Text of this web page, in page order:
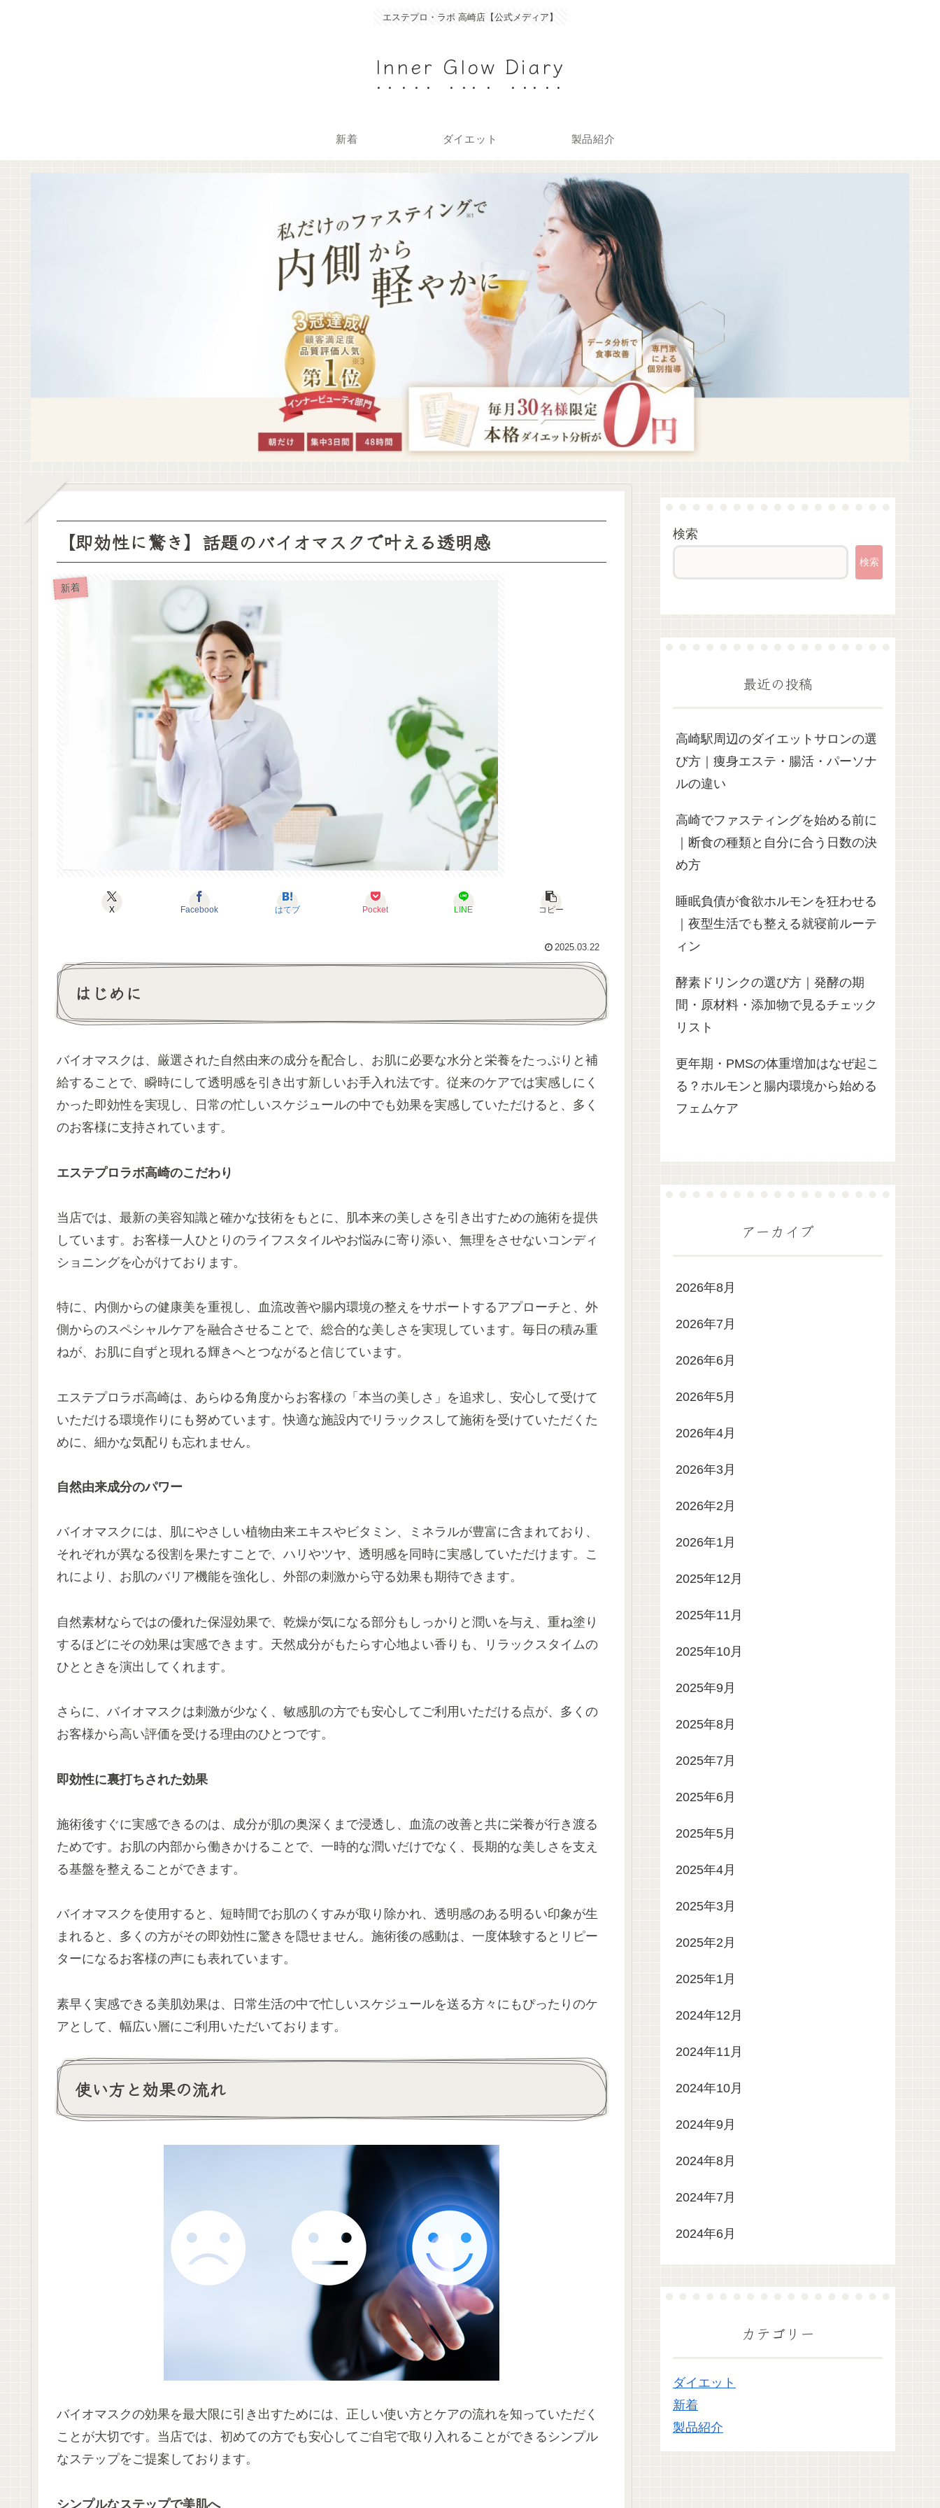
エステプロ・ラボ 高崎店【公式メディア】
Inner Glow Diary
新着 ダイエット 製品紹介
【即効性に驚き】話題のバイオマスクで叶える透明感
新着
X Facebook はてブ Pocket LINE コピー
2025.03.22
はじめに
バイオマスクは、厳選された自然由来の成分を配合し、お肌に必要な水分と栄養をたっぷりと補
給することで、瞬時にして透明感を引き出す新しいお手入れ法です。従来のケアでは実感しにく
かった即効性を実現し、日常の忙しいスケジュールの中でも効果を実感していただけると、多く
のお客様に支持されています。
エステプロラボ高崎のこだわり
当店では、最新の美容知識と確かな技術をもとに、肌本来の美しさを引き出すための施術を提供
しています。お客様一人ひとりのライフスタイルやお悩みに寄り添い、無理をさせないコンディ
ショニングを心がけております。
特に、内側からの健康美を重視し、血流改善や腸内環境の整えをサポートするアプローチと、外
側からのスペシャルケアを融合させることで、総合的な美しさを実現しています。毎日の積み重
ねが、お肌に自ずと現れる輝きへとつながると信じています。
エステプロラボ高崎は、あらゆる角度からお客様の「本当の美しさ」を追求し、安心して受けて
いただける環境作りにも努めています。快適な施設内でリラックスして施術を受けていただくた
めに、細かな気配りも忘れません。
自然由来成分のパワー
バイオマスクには、肌にやさしい植物由来エキスやビタミン、ミネラルが豊富に含まれており、
それぞれが異なる役割を果たすことで、ハリやツヤ、透明感を同時に実感していただけます。こ
れにより、お肌のバリア機能を強化し、外部の刺激から守る効果も期待できます。
自然素材ならではの優れた保湿効果で、乾燥が気になる部分もしっかりと潤いを与え、重ね塗り
するほどにその効果は実感できます。天然成分がもたらす心地よい香りも、リラックスタイムの
ひとときを演出してくれます。
さらに、バイオマスクは刺激が少なく、敏感肌の方でも安心してご利用いただける点が、多くの
お客様から高い評価を受ける理由のひとつです。
即効性に裏打ちされた効果
施術後すぐに実感できるのは、成分が肌の奥深くまで浸透し、血流の改善と共に栄養が行き渡る
ためです。お肌の内部から働きかけることで、一時的な潤いだけでなく、長期的な美しさを支え
る基盤を整えることができます。
バイオマスクを使用すると、短時間でお肌のくすみが取り除かれ、透明感のある明るい印象が生
まれると、多くの方がその即効性に驚きを隠せません。施術後の感動は、一度体験するとリピー
ターになるお客様の声にも表れています。
素早く実感できる美肌効果は、日常生活の中で忙しいスケジュールを送る方々にもぴったりのケ
アとして、幅広い層にご利用いただいております。
使い方と効果の流れ
バイオマスクの効果を最大限に引き出すためには、正しい使い方とケアの流れを知っていただく
ことが大切です。当店では、初めての方でも安心してご自宅で取り入れることができるシンプル
なステップをご提案しております。
シンプルなステップで美肌へ
検索
検索
最近の投稿
高崎駅周辺のダイエットサロンの選
び方｜痩身エステ・腸活・パーソナ
ルの違い
高崎でファスティングを始める前に
｜断食の種類と自分に合う日数の決
め方
睡眠負債が食欲ホルモンを狂わせる
｜夜型生活でも整える就寝前ルーテ
ィン
酵素ドリンクの選び方｜発酵の期
間・原材料・添加物で見るチェック
リスト
更年期・PMSの体重増加はなぜ起こ
る？ホルモンと腸内環境から始める
フェムケア
アーカイブ
2026年8月
2026年7月
2026年6月
2026年5月
2026年4月
2026年3月
2026年2月
2026年1月
2025年12月
2025年11月
2025年10月
2025年9月
2025年8月
2025年7月
2025年6月
2025年5月
2025年4月
2025年3月
2025年2月
2025年1月
2024年12月
2024年11月
2024年10月
2024年9月
2024年8月
2024年7月
2024年6月
カテゴリー
ダイエット
新着
製品紹介